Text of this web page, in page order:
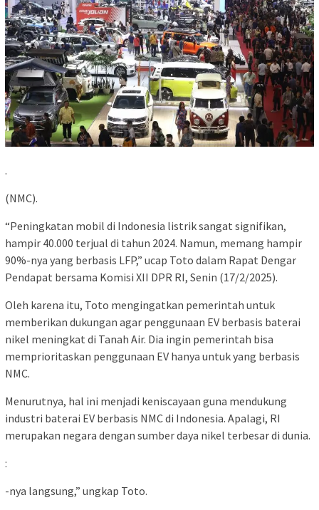
.
(NMC).
“Peningkatan mobil di Indonesia listrik sangat signifikan,
hampir 40.000 terjual di tahun 2024. Namun, memang hampir
90%-nya yang berbasis LFP,” ucap Toto dalam Rapat Dengar
Pendapat bersama Komisi XII DPR RI, Senin (17/2/2025).
Oleh karena itu, Toto mengingatkan pemerintah untuk
memberikan dukungan agar penggunaan EV berbasis baterai
nikel meningkat di Tanah Air. Dia ingin pemerintah bisa
memprioritaskan penggunaan EV hanya untuk yang berbasis
NMC.
Menurutnya, hal ini menjadi keniscayaan guna mendukung
industri baterai EV berbasis NMC di Indonesia. Apalagi, RI
merupakan negara dengan sumber daya nikel terbesar di dunia.
:
-nya langsung,” ungkap Toto.